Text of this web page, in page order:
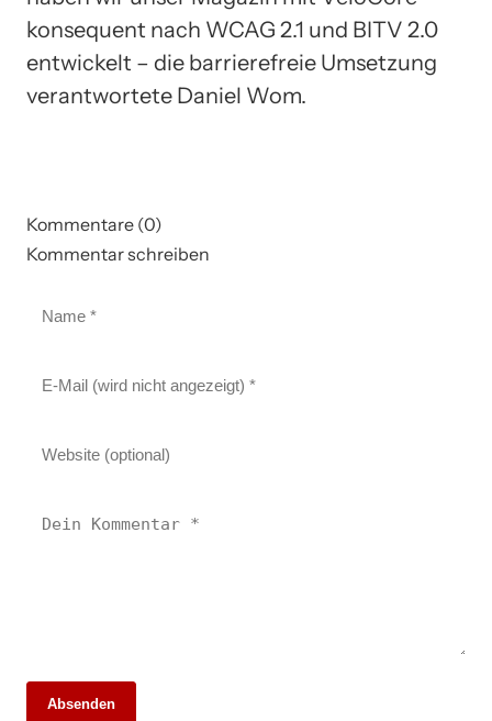
konsequent nach WCAG 2.1 und BITV 2.0
entwickelt – die barrierefreie Umsetzung
verantwortete Daniel Wom.
Kommentare (0)
Kommentar schreiben
Absenden